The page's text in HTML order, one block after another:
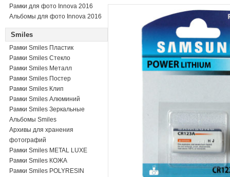
Рамки для фото Innova 2016
Альбомы для фото Innova 2016
Smiles
Рамки Smiles Пластик
Рамки Smiles Стекло
Рамки Smiles Металл
Рамки Smiles Постер
Рамки Smiles Клип
Рамки Smiles Алюминий
Рамки Smiles Зеркальные
Альбомы Smiles
Архивы для хранения
фотографий
Рамки Smiles METAL LUXE
Рамки Smiles КОЖА
Рамки Smiles POLYRESIN